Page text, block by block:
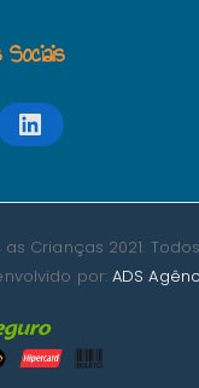
Crianças 2021.
por:ADS